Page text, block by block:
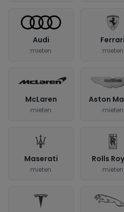
Audi
mieten
Ferrari
mieten
McLaren
mieten
Aston
mieten
Maserati
mieten
Rolls
mieten